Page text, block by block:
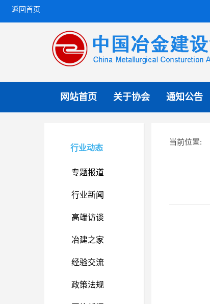
返回首页
网站首页 关于协会 通知公告
行业动态
专题报道
行业新闻
高端访谈
冶建之家
经验交流
政策法规
当前位置: